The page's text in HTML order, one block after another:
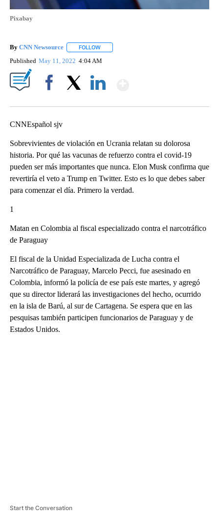
Pixabay
By CNN Newsource FOLLOW
Published May 11, 2022 4:04 AM
CNNEspañol sjv
Sobrevivientes de violación en Ucrania relatan su dolorosa
historia. Por qué las vacunas de refuerzo contra el covid-19
pueden ser más importantes que nunca. Elon Musk confirma que
revertiría el veto a Trump en Twitter. Esto es lo que debes saber
para comenzar el día. Primero la verdad.
1
Matan en Colombia al fiscal especializado contra el narcotráfico
de Paraguay
El fiscal de la Unidad Especializada de Lucha contra el
Narcotráfico de Paraguay, Marcelo Pecci, fue asesinado en
Colombia, informó la policía de ese país este martes, y agregó
que su director liderará las investigaciones del hecho, ocurrido
en la isla de Barú, al sur de Cartagena. Se espera que en las
pesquisas también participen funcionarios de Paraguay y de
Estados Unidos.
Start the Conversation